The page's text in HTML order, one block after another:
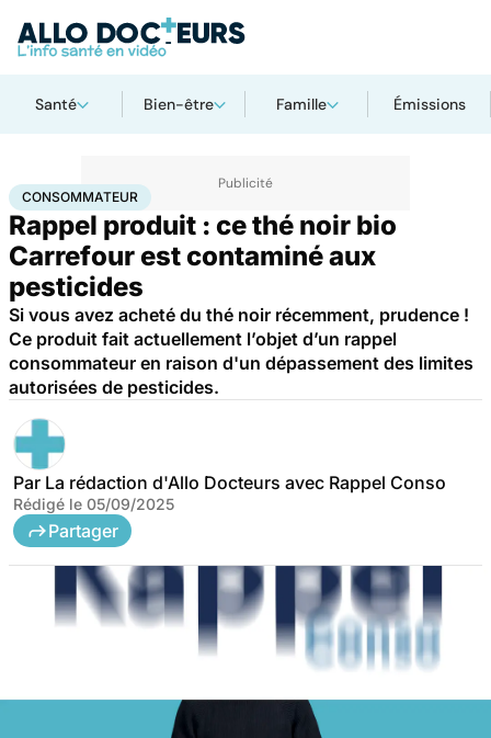
Santé Bien-être Famille Émissions
AccueilSantéConsommateur
CONSOMMATEUR
Rappel produit : ce thé noir bio
Carrefour est contaminé aux
pesticides
Si vous avez acheté du thé noir récemment, prudence !
Ce produit fait actuellement l’objet d’un rappel
consommateur en raison d'un dépassement des limites
autorisées de pesticides.
Par La rédaction d'Allo Docteurs avec Rappel Conso
Rédigé le 05/09/2025
Partager